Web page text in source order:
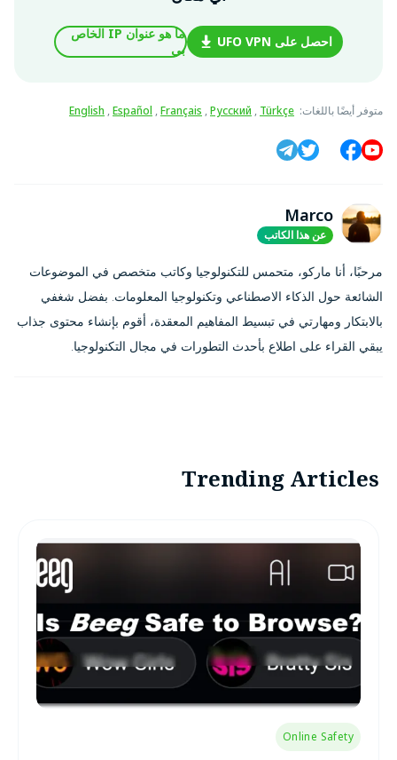
احصل على UFO VPN
ما هو عنوان IP الخاص
بي
متوفر أيضًا باللغات:
English ,Español ,Français ,Русский , Türkçe
Marco
عن هذا الكاتب
مرحبًا، أنا ماركو، متحمس للتكنولوجيا وكاتب متخصص في الموضوعات
الشائعة حول الذكاء الاصطناعي وتكنولوجيا المعلومات. بفضل شغفي
بالابتكار ومهارتي في تبسيط المفاهيم المعقدة، أقوم بإنشاء محتوى جذاب
يبقي القراء على اطلاع بأحدث التطورات في مجال التكنولوجيا.
Trending Articles
Online Safety